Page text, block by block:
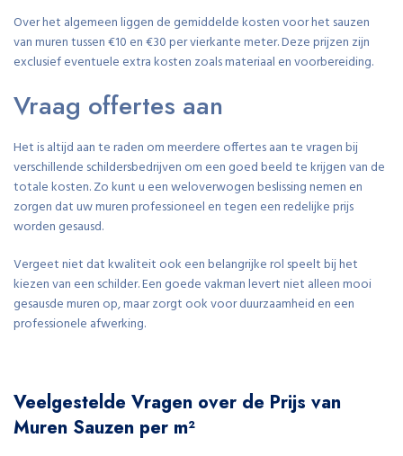
Over het algemeen liggen de gemiddelde kosten voor het sauzen
van muren tussen €10 en €30 per vierkante meter. Deze prijzen zijn
exclusief eventuele extra kosten zoals materiaal en voorbereiding.
Vraag offertes aan
Het is altijd aan te raden om meerdere offertes aan te vragen bij
verschillende schildersbedrijven om een goed beeld te krijgen van de
totale kosten. Zo kunt u een weloverwogen beslissing nemen en
zorgen dat uw muren professioneel en tegen een redelijke prijs
worden gesausd.
Vergeet niet dat kwaliteit ook een belangrijke rol speelt bij het
kiezen van een schilder. Een goede vakman levert niet alleen mooi
gesausde muren op, maar zorgt ook voor duurzaamheid en een
professionele afwerking.
Veelgestelde Vragen over de Prijs van
Muren Sauzen per m²